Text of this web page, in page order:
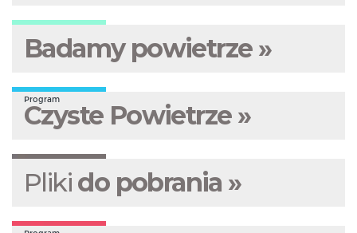
Badamy powietrze »
Program
Czyste Powietrze »
Pliki do pobrania »